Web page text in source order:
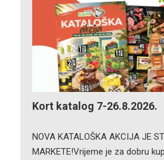
Kort katalog 7-26.8.2026.
NOVA KATALOŠKA AKCIJA JE
MARKETE!Vrijeme je za dobru